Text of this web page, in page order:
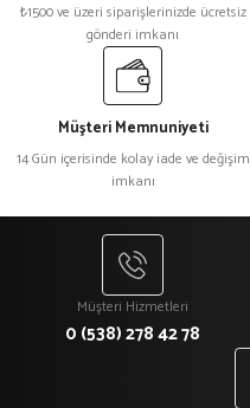
₺1500 ve üzeri siparişlerinizde ücretsiz
gönderi imkanı
Müşteri Memnuniyeti
14 Gün içerisinde kolay iade ve değişim
imkanı
Müşteri Hizmetleri
0 (538) 278 42 78